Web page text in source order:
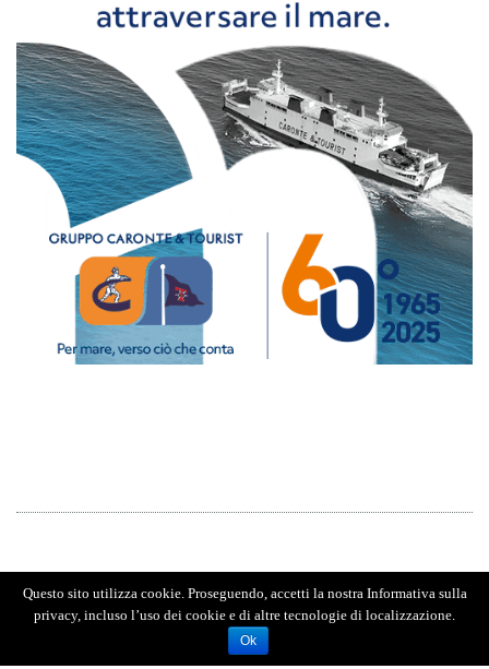
Questo sito utilizza cookie. Proseguendo, accetti la nostra Informativa sulla
privacy, incluso l’uso dei cookie e di altre tecnologie di localizzazione.
Ok